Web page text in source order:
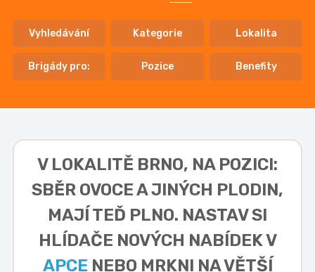
Vyhledávání Kategorie Lokalita
Brigády pro: Pozice Benefity
V LOKALITĚ BRNO, NA POZICI:
SBĚR OVOCE A JINÝCH PLODIN,
MAJÍ TEĎ PLNO. NASTAV SI
HLÍDAČE NOVÝCH NABÍDEK V
APCE NEBO MRKNI NA VĚTŠÍ